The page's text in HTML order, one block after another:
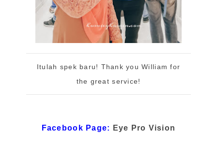
Itulah spek baru! Thank you William for
the great service!
Facebook Page: Eye Pro Vision